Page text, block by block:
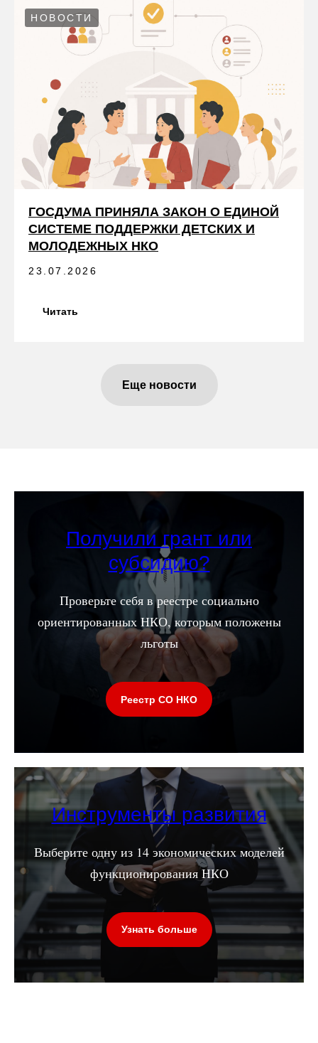
НОВОСТИ
ГОСДУМА ПРИНЯЛА ЗАКОН О ЕДИНОЙ
СИСТЕМЕ ПОДДЕРЖКИ ДЕТСКИХ И
МОЛОДЕЖНЫХ НКО
23.07.2026
Читать
Еще новости
Получили грант или
субсидию?
Проверьте себя в реестре социально
ориентированных НКО, которым положены
льготы
Реестр СО НКО
Инструменты развития
Выберите одну из 14 экономических моделей
функционирования НКО
Узнать больше